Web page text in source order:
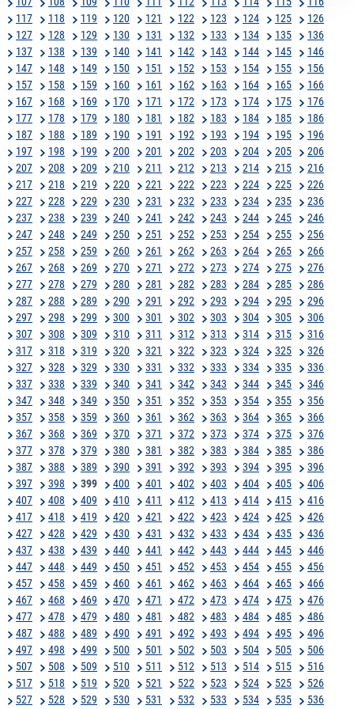
117
118 119 120 121 122 123 124 125
126
127
128 129 130 131 132 133 134 135
136
137
138 139 140 141 142 143 144 145
146
147
148 149 150 151 152 153 154 155
156
157
158 159 160 161 162 163 164 165
166
167
168 169 170 171 172 173 174 175
176
177
178 179 180 181 182 183 184 185
186
187
188 189 190 191 192 193 194 195
196
197
198 199 200 201 202 203 204 205
206
207
208 209 210 211 212 213 214 215
216
217
218 219 220 221 222 223 224 225
226
227
228 229 230 231 232 233 234 235
236
237
238 239 240 241 242 243 244 245
246
247
248 249 250 251 252 253 254 255
256
257
258 259 260 261 262 263 264 265
266
267
268 269 270 271 272 273 274 275
276
277
278 279 280 281 282 283 284 285
286
287
288 289 290 291 292 293 294 295
296
297
298 299 300 301 302 303 304 305
306
307
308 309 310 311 312 313 314 315
316
317
318 319 320 321 322 323 324 325
326
327
328 329 330 331 332 333 334 335
336
337
338 339 340 341 342 343 344 345
346
347
348 349 350 351 352 353 354 355
356
357
358 359 360 361 362 363 364 365
366
367
368 369 370 371 372 373 374 375
376
377
378 379 380 381 382 383 384 385
386
387
388 389 390 391 392 393 394 395
396
397
398 399 400 401 402 403 404 405
406
407
408 409 410 411 412 413 414 415
416
417
418 419 420 421 422 423 424 425
426
427
428 429 430 431 432 433 434 435
436
437
438 439 440 441 442 443 444 445
446
447
448 449 450 451 452 453 454 455
456
457
458 459 460 461 462 463 464 465
466
467
468 469 470 471 472 473 474 475
476
477
478 479 480 481 482 483 484 485
486
487
488 489 490 491 492 493 494 495
496
497
498 499 500 501 502 503 504 505
506
507
508 509 510 511 512 513 514 515
516
517
518 519 520 521 522 523 524 525
526
527
528 529 530 531 532 533 534 535 536